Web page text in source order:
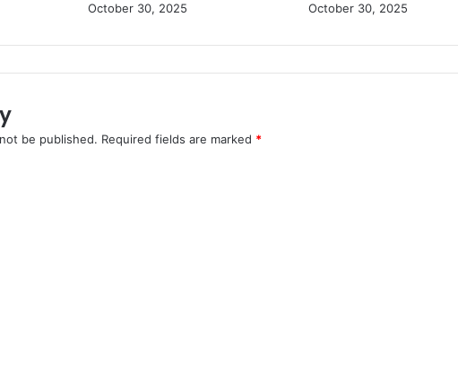
October 30, 2025 October 30, 2025
be published. Required fields are marked *